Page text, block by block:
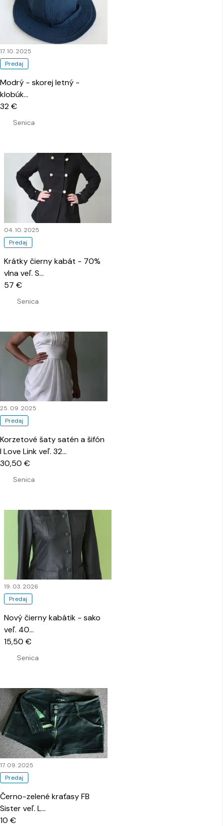
Predaj
17. 10. 2025
Modrý - skorej letný -
klobúk…
Senica
32 €
Predaj
04. 10. 2025
Krátky čierny kabát - 70%
vlna veľ. S…
Senica
57 €
Predaj
25. 09. 2025
Korzetové šaty satén a šifón
I Love Link veľ. 32…
Senica
30,50 €
Predaj
19. 03. 2026
Nový čierny kabátik - sako
veľ. 40…
Senica
15,50 €
Predaj
17. 09. 2025
Černo-zelené kraťasy FB
Sister veľ. L…
10 €